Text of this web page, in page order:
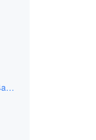
https://web.iriam.app/s/user/pPo8MKyQX0?uuid=b9c4a970